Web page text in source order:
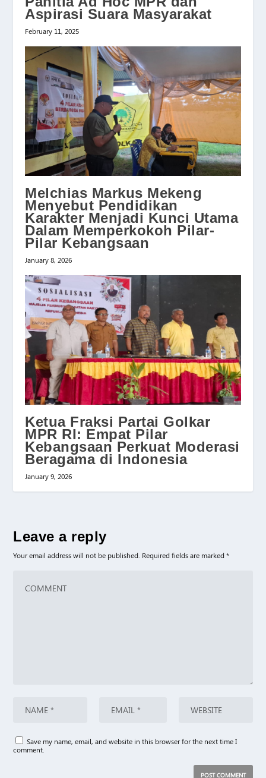
Aspirasi Suara Masyarakat
February 11, 2025
Melchias Markus Mekeng
Menyebut Pendidikan
Karakter Menjadi Kunci Utama
Dalam Memperkokoh Pilar-
Pilar Kebangsaan
January 8, 2026
Ketua Fraksi Partai Golkar
MPR RI: Empat Pilar
Kebangsaan Perkuat Moderasi
Beragama di Indonesia
January 9, 2026
Leave a reply
Your email address will not be published. Required fields are marked*
Save my name, email, and website in this browser for the next time I
comment.